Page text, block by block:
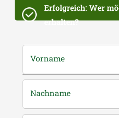
Erfolgreich: Wer
erhalten?
Vorname
Nachname